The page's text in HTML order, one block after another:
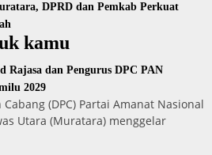
DPRD dan Pemkab Perkuat
kamu
Rajasa dan Pengurus DPC PAN
2029
(DPC) Partai Amanat Nasional
Utara (Muratara) menggelar